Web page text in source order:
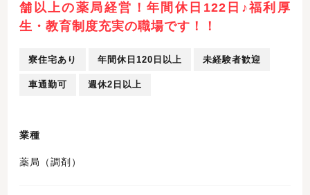
舗以上の薬局経営！年間休日122日♪福利厚
生・教育制度充実の職場です！！
寮住宅あり 年間休日120日以上 未経験者歓迎
車通勤可 週休2日以上
業種
薬局（調剤）